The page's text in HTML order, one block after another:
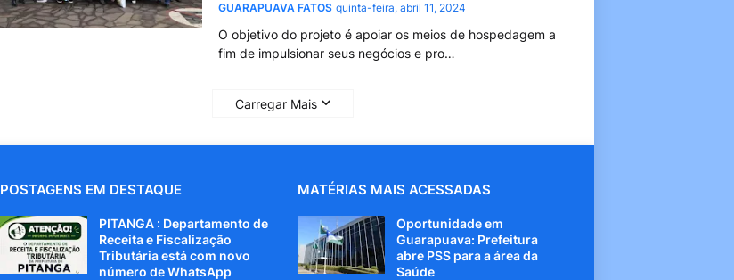
GUARAPUAVA FATOS quinta-feira, abril 11, 2024
O objetivo do projeto é apoiar os meios de hospedagem a
fim de impulsionar seus negócios e pro…
Carregar Mais
POSTAGENS EM DESTAQUE
PITANGA : Departamento de
Receita e Fiscalização
Tributária está com novo
número de WhatsApp
MATÉRIAS MAIS ACESSADAS
Oportunidade em
Guarapuava: Prefeitura
abre PSS para a área da
Saúde